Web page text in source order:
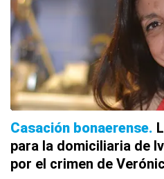
Casación bonaerense
para la domiciliaria de
por el crimen de